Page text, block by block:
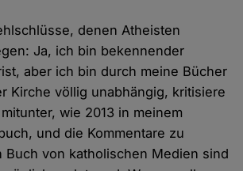
denen Atheisten
Ja, ich bin bekennender
aber ich bin durch meine Bücher
Kirche völlig unabhängig, kritisiere
wie 2013 in meinem
und die Kommentare zu
Buch von katholischen Medien sind